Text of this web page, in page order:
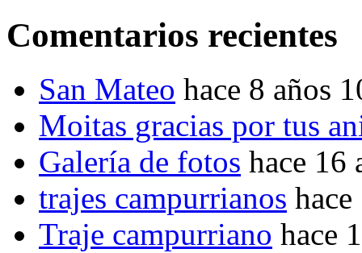
Comentarios recientes
San Mateo hace 8 años
Moitas gracias por tus
Galería de fotos hace 16
trajes campurrianos
Traje campurriano hace